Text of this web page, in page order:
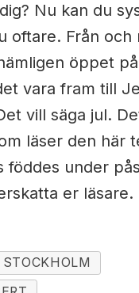
Nu kan du
oftare. Från och
öppet
vara fram till
vill säga jul.
läser den här
föddes under
er läsare.
STOCKHOLM